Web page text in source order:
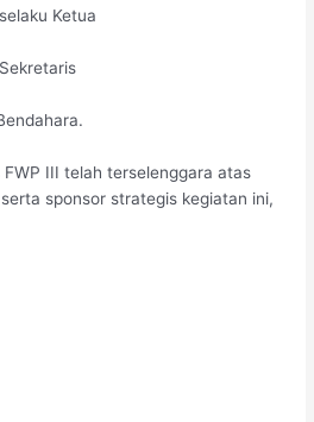
Ketua
III telah terselenggara atas
sponsor strategis kegiatan ini,